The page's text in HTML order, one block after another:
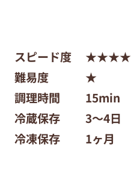
スピード度★★★★
難易度 ★
調理時間 15min
冷蔵保存 3〜4日
冷凍保存 1ヶ月